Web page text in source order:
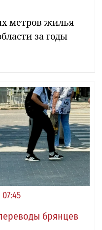
метров жилья
за годы
07:45
брянцев